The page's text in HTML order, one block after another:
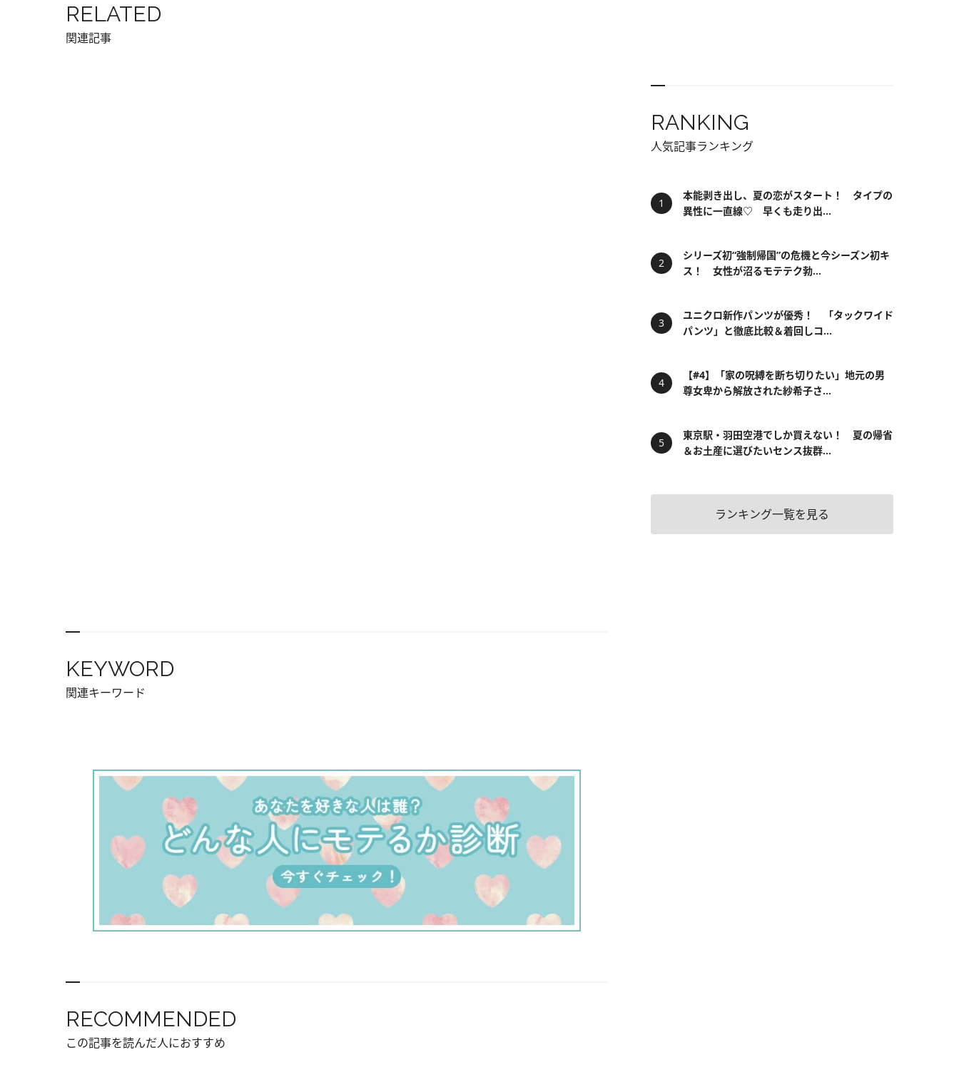
RELATED
関連記事
KEYWORD
関連キーワード
RECOMMENDED
この記事を読んだ人におすすめ
RANKING
人気記事ランキング
本能剥き出し、夏の恋がスタート！ タイプの
異性に一直線♡ 早くも走り出...
シリーズ初“強制帰国”の危機と今シーズン初キ
ス！ 女性が沼るモテテク勃...
ユニクロ新作パンツが優秀！ 「タックワイド
パンツ」と徹底比較＆着回しコ...
【#4】「家の呪縛を断ち切りたい」地元の男
尊女卑から解放された紗希子さ...
東京駅・羽田空港でしか買えない！ 夏の帰省
＆お土産に選びたいセンス抜群...
ランキング一覧を見る